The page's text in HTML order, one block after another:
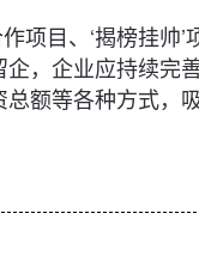
项目、‘揭榜挂
，企业应持续完
额等各种方式，